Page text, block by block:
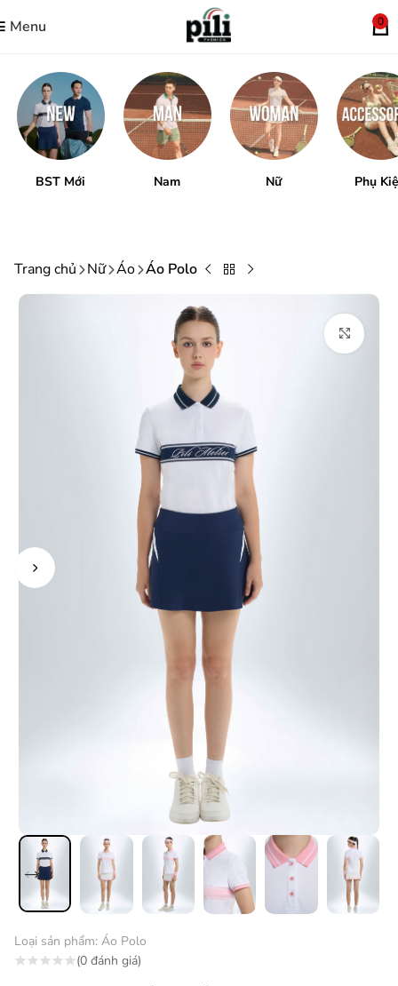
Menu 0
BST Mới Nam Nữ Phụ
Trang chủ Nữ Áo Áo Polo
Loại sản phẩm: Áo Polo
(0 đánh giá)